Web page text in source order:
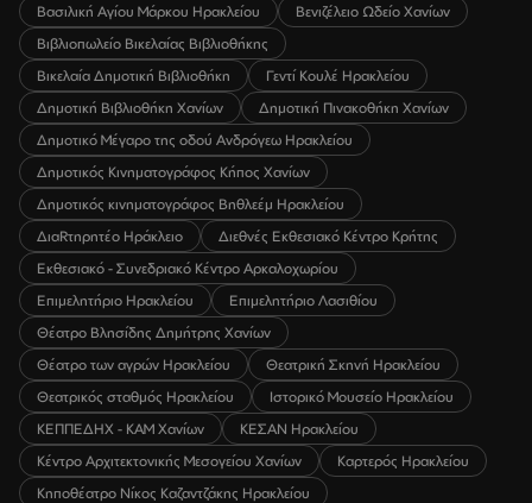
Βασιλική Αγίου Μάρκου Ηρακλείου
Βενιζέλειο Ωδείο Χανίων
Βιβλιοπωλείο Βικελαίας Βιβλιοθήκης
Βικελαία Δημοτική Βιβλιοθήκη
Γεντί Κουλέ Ηρακλείου
Δημοτική Βιβλιοθήκη Χανίων
Δημοτική Πινακοθήκη Χανίων
Δημοτικό Μέγαρο της οδού Ανδρόγεω Ηρακλείου
Δημοτικός Κινηματογράφος Κήπος Χανίων
Δημοτικός κινηματογράφος Βηθλεέμ Ηρακλείου
ΔιαRτηρητέο Ηράκλειο
Διεθνές Εκθεσιακό Κέντρο Κρήτης
Εκθεσιακό - Συνεδριακό Κέντρο Αρκαλοχωρίου
Επιμελητήριο Ηρακλείου
Επιμελητήριο Λασιθίου
Θέατρο Βλησίδης Δημήτρης Χανίων
Θέατρο των αγρών Ηρακλείου
Θεατρική Σκηνή Ηρακλείου
Θεατρικός σταθμός Ηρακλείου
Ιστορικό Μουσείο Ηρακλείου
ΚΕΠΠΕΔΗΧ - ΚΑΜ Χανίων
ΚΕΣΑΝ Ηρακλείου
Κέντρο Αρχιτεκτονικής Μεσογείου Χανίων
Καρτερός Ηρακλείου
Κηποθέατρο Νίκος Καζαντζάκης Ηρακλείου